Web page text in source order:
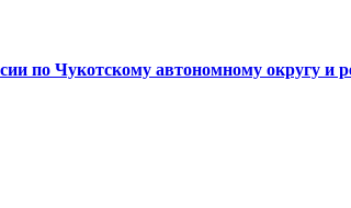
по Чукотскому автономному округу и